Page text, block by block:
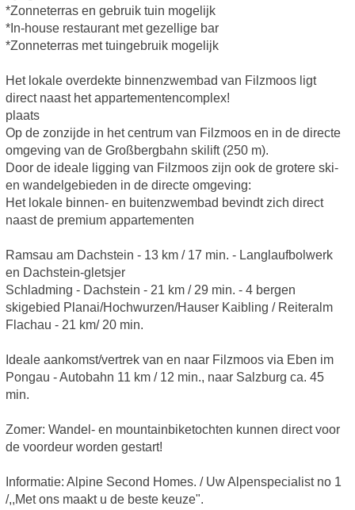
*Zonneterras en gebruik tuin mogelijk
*In-house restaurant met gezellige bar
*Zonneterras met tuingebruik mogelijk
Het lokale overdekte binnenzwembad van Filzmoos ligt
direct naast het appartementencomplex!
plaats
Op de zonzijde in het centrum van Filzmoos en in de directe
omgeving van de Großbergbahn skilift (250 m).
Door de ideale ligging van Filzmoos zijn ook de grotere ski-
en wandelgebieden in de directe omgeving:
Het lokale binnen- en buitenzwembad bevindt zich direct
naast de premium appartementen
Ramsau am Dachstein - 13 km / 17 min. - Langlaufbolwerk
en Dachstein-gletsjer
Schladming - Dachstein - 21 km / 29 min. - 4 bergen
skigebied Planai/Hochwurzen/Hauser Kaibling / Reiteralm
Flachau - 21 km/ 20 min.
Ideale aankomst/vertrek van en naar Filzmoos via Eben im
Pongau - Autobahn 11 km / 12 min., naar Salzburg ca. 45
min.
Zomer: Wandel- en mountainbiketochten kunnen direct voor
de voordeur worden gestart!
Informatie: Alpine Second Homes. / Uw Alpenspecialist no 1
/,,Met ons maakt u de beste keuze".